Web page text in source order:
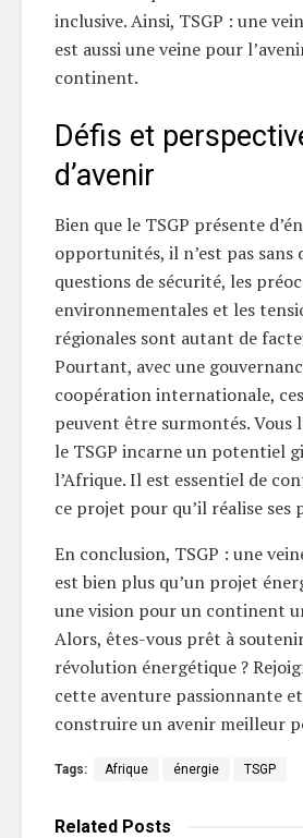
inclusive. Ainsi, TSGP : une
est aussi une veine pour
continent.
Défis et
d’avenir
Bien que le TSGP présente
opportunités, il n’est pas sans
questions de sécurité, les
environnementales et les
régionales sont autant de
Pourtant, avec une
coopération internationale,
peuvent être surmontés. Vous
le TSGP incarne un potentiel
l’Afrique. Il est essentiel de
ce projet pour qu’il réalise ses
En conclusion, TSGP : une
est bien plus qu’un projet
une vision pour un continent
Alors, êtes-vous prêt à
révolution énergétique ?
cette aventure passionnante
construire un avenir meilleur
Tags: Afrique énergie TSGP
Related Posts